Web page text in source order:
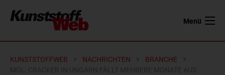
Menü
KUNSTSTOFFWEB NACHRICHTEN
BRANCHE